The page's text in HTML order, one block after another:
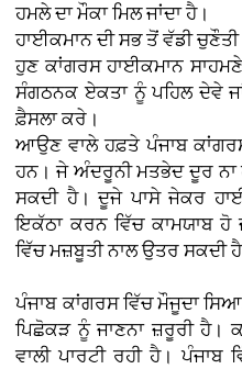
ਹਮਲੇ ਦਾ ਮੌਕਾ ਮਿਲ ਜਾਂਦਾ ਹੈ।
ਹਾਈਕਮਾਨ ਦੀ ਸਭ ਤੋਂ ਵੱਡੀ ਚੁਣੌਤੀ
ਹੁਣ ਕਾਂਗਰਸ ਹਾਈਕਮਾਨ
ਸੰਗਠਨਕ ਏਕਤਾ ਨੂੰ ਪਹਿਲ ਦੇਵੇ
ਫ਼ੈਸਲਾ ਕਰੇ।
ਆਉਣ ਵਾਲੇ ਹਫ਼ਤੇ ਪੰਜਾਬ
ਹਨ। ਜੇ ਅੰਦਰੂਨੀ ਮਤਭੇਦ ਦੂਰ ਨਾ
ਸਕਦੀ ਹੈ। ਦੂਜੇ ਪਾਸੇ ਜੇਕਰ
ਇਕੱਠਾ ਕਰਨ ਵਿੱਚ ਕਾਮਯਾਬ ਹੋ
ਵਿੱਚ ਮਜ਼ਬੂਤੀ ਨਾਲ ਉਤਰ ਸਕਦੀ
ਪੰਜਾਬ ਕਾਂਗਰਸ ਵਿੱਚ ਮੌਜੂਦਾ
ਪਿਛੋਕੜ ਨੂੰ ਜਾਣਨਾ ਜ਼ਰੂਰੀ ਹੈ।
ਵਾਲੀ ਪਾਰਟੀ ਰਹੀ ਹੈ।